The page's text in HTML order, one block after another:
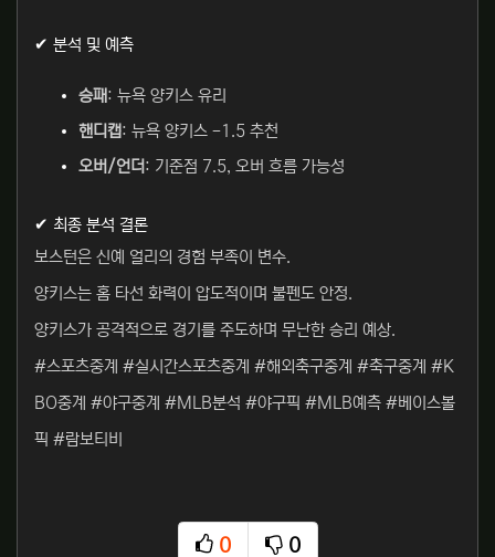
✔ 분석 및 예측
승패: 뉴욕 양키스 유리
핸디캡: 뉴욕 양키스 -1.5 추천
오버/언더: 기준점 7.5, 오버 흐름 가능성
✔ 최종 분석 결론
보스턴은 신예 얼리의 경험 부족이 변수.
양키스는 홈 타선 화력이 압도적이며 불펜도 안정.
양키스가 공격적으로 경기를 주도하며 무난한 승리 예상.
#스포츠중계 #실시간스포츠중계 #해외축구중계 #축구중계 #K
BO중계 #야구중계 #MLB분석 #야구픽 #MLB예측 #베이스볼
픽 #람보티비
0
0